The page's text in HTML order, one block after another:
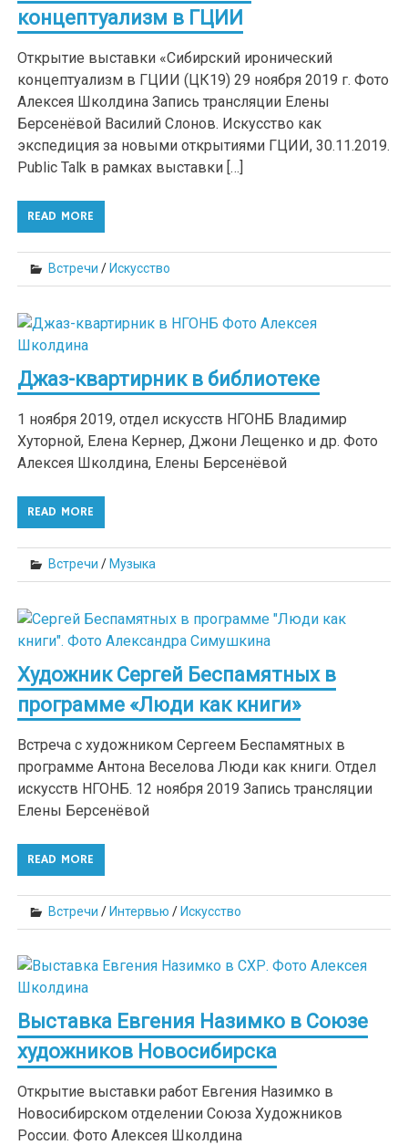
концептуализм в ГЦИИ
Открытие выставки «Сибирский иронический
концептуализм в ГЦИИ (ЦК19) 29 ноября 2019 г. Фото
Алексея Школдина Запись трансляции Елены
Берсенёвой Василий Слонов. Искусство как
экспедиция за новыми открытиями ГЦИИ, 30.11.2019.
Public Talk в рамках выставки […]
READ MORE
Встречи / Искусство
Джаз-квартирник в библиотеке
1 ноября 2019, отдел искусств НГОНБ Владимир
Хуторной, Елена Кернер, Джони Лещенко и др. Фото
Алексея Школдина, Елены Берсенёвой
READ MORE
Встречи / Музыка
Художник Сергей Беспамятных в
программе «Люди как книги»
Встреча с художником Сергеем Беспамятных в
программе Антона Веселова Люди как книги. Отдел
искусств НГОНБ. 12 ноября 2019 Запись трансляции
Елены Берсенёвой
READ MORE
Встречи /Интервью /Искусство
Выставка Евгения Назимко в Союзе
художников Новосибирска
Открытие выставки работ Евгения Назимко в
Новосибирском отделении Союза Художников
России. Фото Алексея Школдина